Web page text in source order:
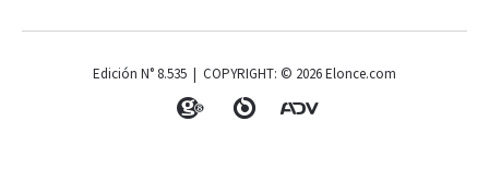
Edición N° 8.535 | COPYRIGHT: © 2026 Elonce.com